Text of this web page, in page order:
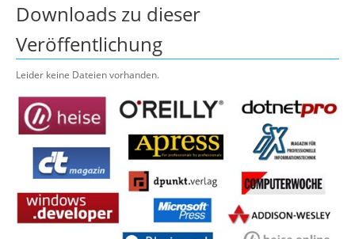
Downloads zu dieser
Veröffentlichung
Leider keine Dateien vorhanden.